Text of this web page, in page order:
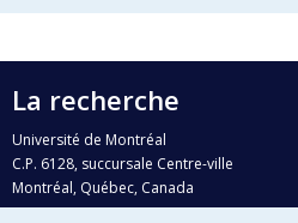
La recherche
Université de Montréal
C.P. 6128, succursale Centre-ville
Montréal, Québec, Canada
H3C 3J7